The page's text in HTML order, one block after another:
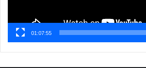
01:07:55